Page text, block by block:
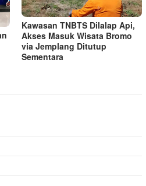
Kawasan TNBTS Dilalap Api,
Akses Masuk Wisata Bromo
via Jemplang Ditutup
Sementara